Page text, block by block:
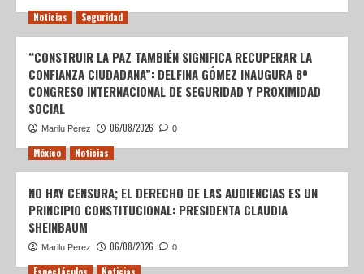
Noticias Seguridad
“CONSTRUIR LA PAZ TAMBIÉN SIGNIFICA RECUPERAR LA
CONFIANZA CIUDADANA”: DELFINA GÓMEZ INAUGURA 8º
CONGRESO INTERNACIONAL DE SEGURIDAD Y PROXIMIDAD
SOCIAL
Marilu Perez 06/08/2026 0
México Noticias
NO HAY CENSURA; EL DERECHO DE LAS AUDIENCIAS ES UN
PRINCIPIO CONSTITUCIONAL: PRESIDENTA CLAUDIA
SHEINBAUM
Marilu Perez 06/08/2026 0